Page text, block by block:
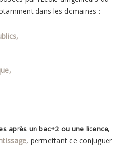
dans les domaines :
après un bac+2 ou une licence,
, permettant de conjuguer